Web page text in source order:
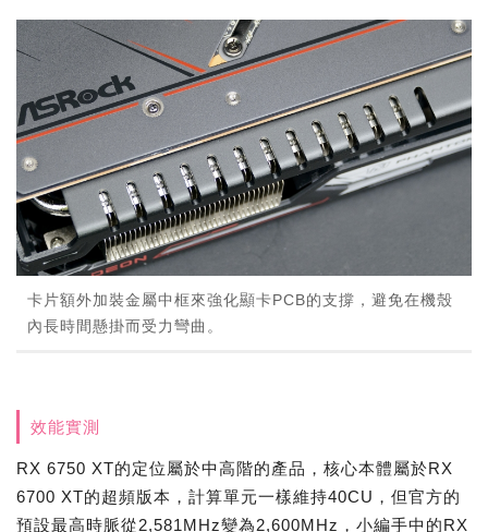
卡片額外加裝金屬中框來強化顯卡PCB的支撐，避免在機殼
內長時間懸掛而受力彎曲。
效能實測
RX 6750 XT的定位屬於中高階的產品，核心本體屬於RX
6700 XT的超頻版本，計算單元一樣維持40CU，但官方的
預設最高時脈從2,581MHz變為2,600MHz，小編手中的RX